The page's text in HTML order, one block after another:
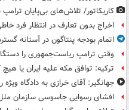
کاریکاتور/ تلاش‌های بی‌پایان ترامپ
اخراج بدون تعارف در انتظار فرد
اتمام بودجه پنتاگون در آستانه
وقتی ترامپ ریاست‌جمهوری را
ترکیه: توافق مکه علیه ایران یا
جهانگیر: آقای خرازی به دادگاه
افشای رسوایی جاسوسی سازمان